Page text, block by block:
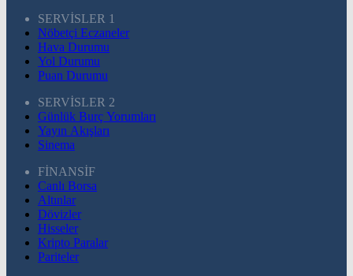
SERVİSLER 1
Nöbetçi Eczaneler
Hava Durumu
Yol Durumu
Puan Durumu
SERVİSLER 2
Günlük Burç Yorumları
Yayın Akışları
Sinema
FİNANSİF
Canlı Borsa
Altınlar
Dövizler
Hisseler
Kripto Paralar
Pariteler